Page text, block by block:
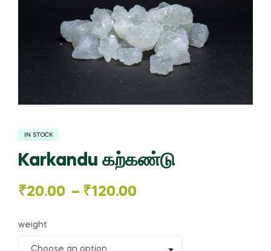
IN STOCK
Karkandu கற்கண்டு
₹20.00 – ₹120.00
Price
range:
₹20.00
weight